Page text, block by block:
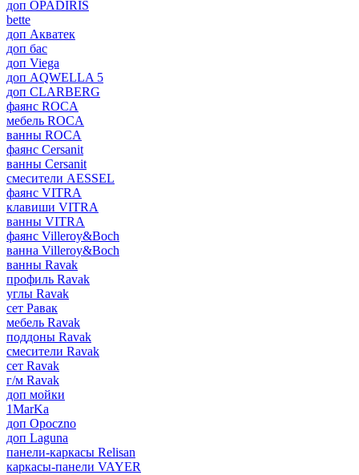
доп OPADIRIS
bette
доп Акватек
доп бас
доп Viega
доп AQWELLA 5
доп CLARBERG
фаянс ROCA
мебель ROCA
ванны ROCA
фаянс Cersanit
ванны Cersanit
смесители AESSEL
фаянс VITRA
клавиши VITRA
ванны VITRA
фаянс Villeroy&Boch
ванна Villeroy&Boch
ванны Ravak
профиль Ravak
углы Ravak
сет Равак
мебель Ravak
поддоны Ravak
смесители Ravak
сет Ravak
г/м Ravak
доп мойки
1MarKa
доп Opoczno
доп Laguna
панели-каркасы Relisan
каркасы-панели VAYER